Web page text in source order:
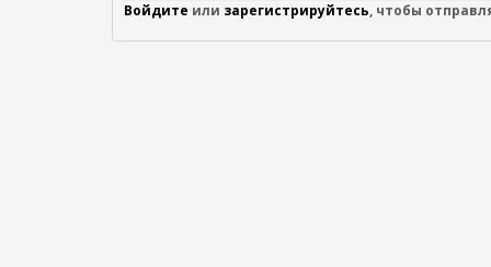
Войдите или зарегистрируйтесь, чтобы